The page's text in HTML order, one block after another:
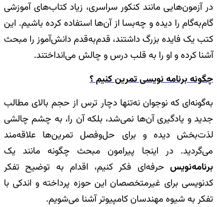
در آزمون‌هایی مانند کنکور سراسری، زیاد کتاب‌های آموزشی
گام‌به‌گام را دیده و چه‌بسا از آن‌ها استفاده کرده باشیم. این
کتب یک فایده بزرگ داشتند، قدم‌به‌قدم دانش‌آموز را مبحث
آشنا کرده و او را به قلب درس و چالش می‌انداختند.
چگونه برنامه نویسی تمرین کنیم ؟
به‌گونه‌ای که نوجوان نه‌تنها دچار ترس از حجم بالای مطالب
جدید و یادگیری آن‌ها نمی‌شد، بلکه آن را، به چشم چالشی
لذت‌بخش دیده و برای حل‌وفصل تمرین‌ها علاقه‌مند
می‌گردید. در اینجا پیرامون مبحث چگونه مانند یک
برنامه‌نویس حرفه‌ای فکر کنیم، اقدام به توضیح تفکر
کد‌نویسی برای غیرمتخصصان این حوزه پرداخته و اندکی با
تفکر به شیوه مهندسان کامپیوتر آشنا می‌شویم.